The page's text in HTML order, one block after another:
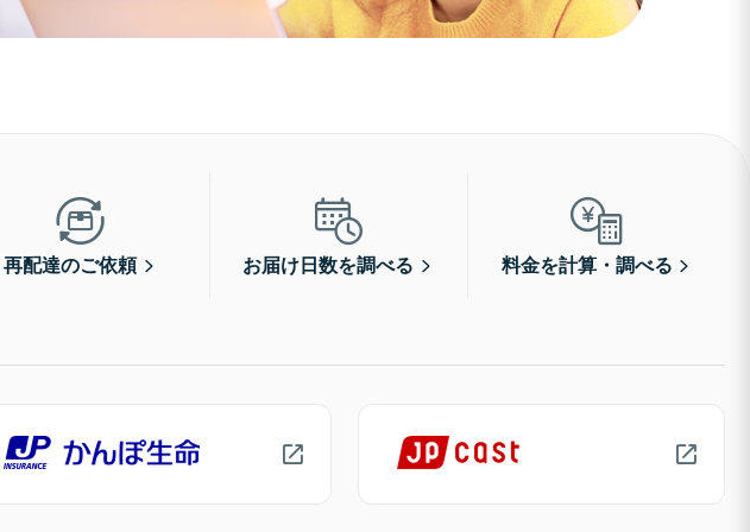
再配達のご依頼 お届け日数を調べる 料金を計算・調べる